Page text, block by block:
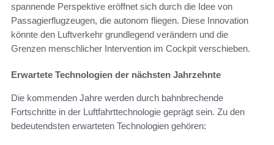
spannende Perspektive eröffnet sich durch die Idee von
Passagierflugzeugen, die autonom fliegen. Diese Innovation
könnte den Luftverkehr grundlegend verändern und die
Grenzen menschlicher Intervention im Cockpit verschieben.
Erwartete Technologien der nächsten Jahrzehnte
Die kommenden Jahre werden durch bahnbrechende
Fortschritte in der Luftfahrttechnologie geprägt sein. Zu den
bedeutendsten erwarteten Technologien gehören: